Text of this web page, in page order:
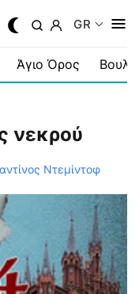
GR
Άγιο Όρος
νεκρού
Ντεμίντοφ